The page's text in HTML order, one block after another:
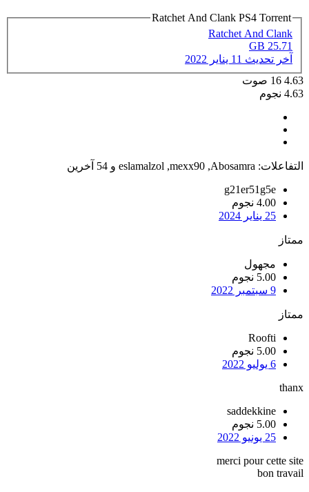
Ratchet And Clank PS4 Torrent
Ratchet And Clank
25.71 GB
آخر تحديث 11 يناير 2022
4.63
16 صوت
4.63 نجوم
التفاعلات: Abosamra
,
mexx90
,
eslamalzol و 54 آخرين
g21er51g5e
4.00 نجوم
25 يناير 2024
ممتاز
مجهول
5.00 نجوم
9 سبتمبر 2022
ممتاز
Roofti
5.00 نجوم
6 يوليو 2022
thanx
saddekkine
5.00 نجوم
25 يونيو 2022
merci pour cette site
bon travail